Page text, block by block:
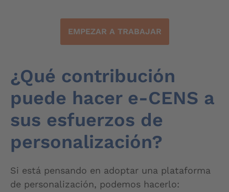
EMPEZAR A TRABAJAR
¿Qué contribución
puede hacer e-CENS a
sus esfuerzos de
personalización?
Si está pensando en adoptar una plataforma
de personalización, podemos hacerlo: